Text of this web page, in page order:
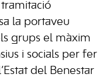
la portaveu
grups el màxim
i socials per fer
del Benestar